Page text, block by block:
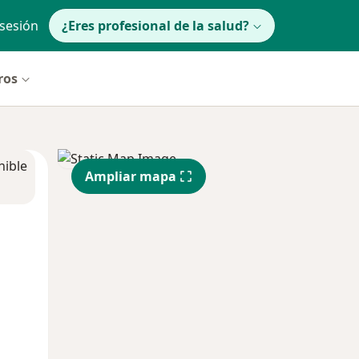
¿Eres profesional de la salud?
Ampliar mapa